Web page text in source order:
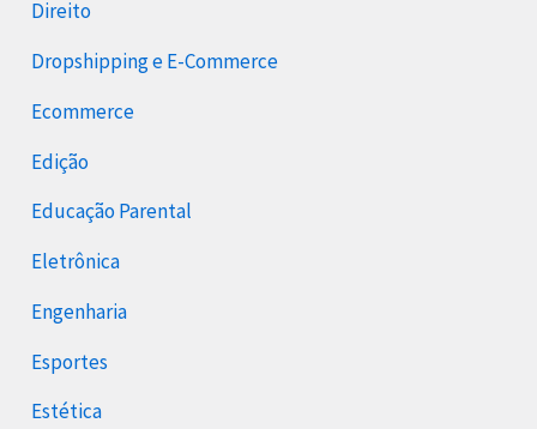
Direito
Dropshipping e E-Commerce
Ecommerce
Edição
Educação Parental
Eletrônica
Engenharia
Esportes
Estética